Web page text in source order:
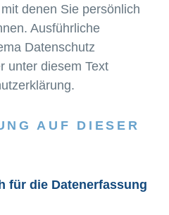
denen Sie persönlich
Ausführliche
Datenschutz
unter diesem Text
AUF DIESER
für die Datenerfassung